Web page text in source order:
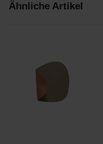
Ähnliche Artikel